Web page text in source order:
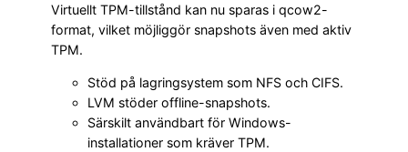
Virtuellt TPM-tillstånd kan nu sparas i qcow2-
format, vilket möjliggör snapshots även med aktiv
TPM.
Stöd på lagringsystem som NFS och CIFS.
LVM stöder offline-snapshots.
Särskilt användbart för Windows-
installationer som kräver TPM.